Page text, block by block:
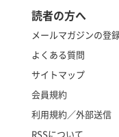
読者の方へ
メールマガジンの登
よくある質問
サイトマップ
会員規約
利用規約／外部送信
RSSについて